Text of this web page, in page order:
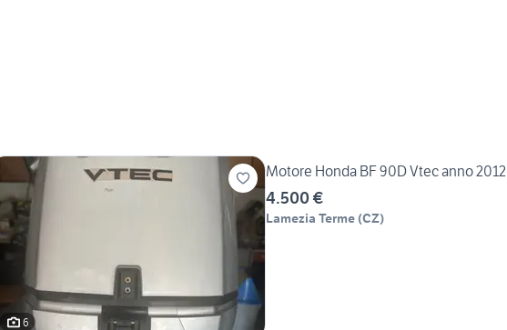
6
Motore Honda BF 90D Vtec anno 2012
4.500 €
Lamezia Terme (CZ)